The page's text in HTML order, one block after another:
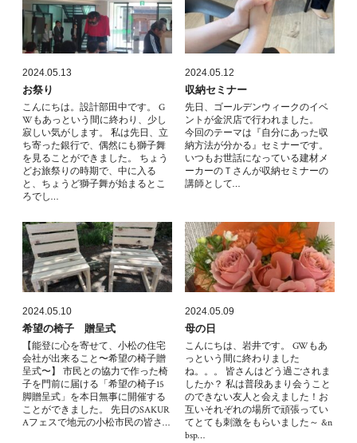
2024.05.13
お祭り
こんにちは。設計部田中です。 G
Wもあっという間に終わり、少し
寂しい気がします。 私は先日、立
ち寄った銀行で、偶然にも獅子舞
を見ることができました。 ちょう
どお旅祭りの時期で、中に入る
と、ちょうど獅子舞が始まるとこ
ろでし…
2024.05.12
収納セミナー
先日、ゴールデンウィークのイベ
ントが金沢店で行われました。
今回のテーマは『自分にあった収
納方法が分かる』セミナーです。
いつもお世話になっている建材メ
ーカーのＴさんが収納セミナーの
講師として…
2024.05.10
希望の椅子 贈呈式
【能登に心を寄せて、小松の住宅
会社が出来ること〜希望の椅子贈
呈式〜】 市民との協力で作った椅
子を門前に届ける「希望の椅子15
脚贈呈式」を本日無事に開催する
ことができました。 先日のSAKUR
Aフェスで地元の小松市民の皆さ…
2024.05.09
母の日
こんにちは、岩井です。 GWもあ
っという間に終わりました
ね。。。 皆さんはどう過ごされま
したか？ 私は普段あまり会うこと
のできない友人と会えました！お
互いそれぞれの場所で頑張ってい
てとても刺激をもらいました～ &n
bsp…